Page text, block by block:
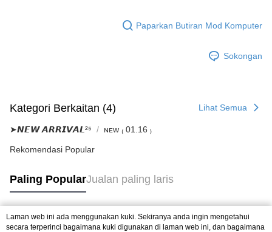
Paparkan Butiran Mod Komputer
Sokongan
Kategori Berkaitan (4) Lihat Semua
➤𝙉𝙀𝙒 𝘼𝙍𝙍𝙄𝙑𝘼𝙇²⁵ ɴᴇᴡ ₍ 01.16 ₎
Rekomendasi Popular
Paling PopularJualan paling laris
Tag Popular
Laman web ini ada menggunakan kuki. Sekiranya anda ingin mengetahui
secara terperinci bagaimana kuki digunakan di laman web ini, dan bagaimana